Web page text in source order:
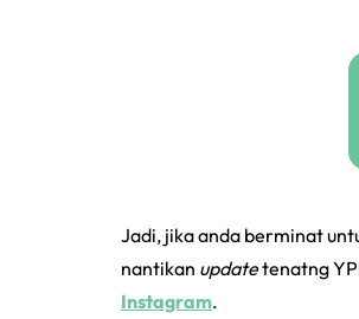
Jadi, jika anda berminat
nantikan updatetenatng
Instagram.